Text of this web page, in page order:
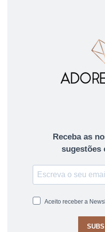
Receba as
sugestões
Aceito receber a